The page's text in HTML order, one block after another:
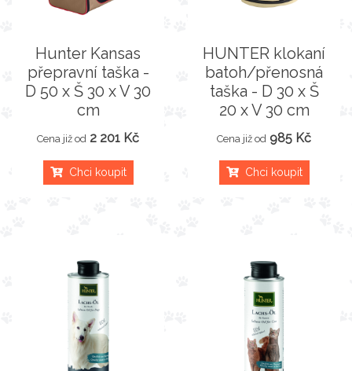
Hunter Kansas
přepravní taška -
D 50 x Š 30 x V 30
cm
Cena již od 2 201 Kč
Chci koupit
HUNTER klokaní
batoh/přenosná
taška - D 30 x Š
20 x V 30 cm
Cena již od 985 Kč
Chci koupit